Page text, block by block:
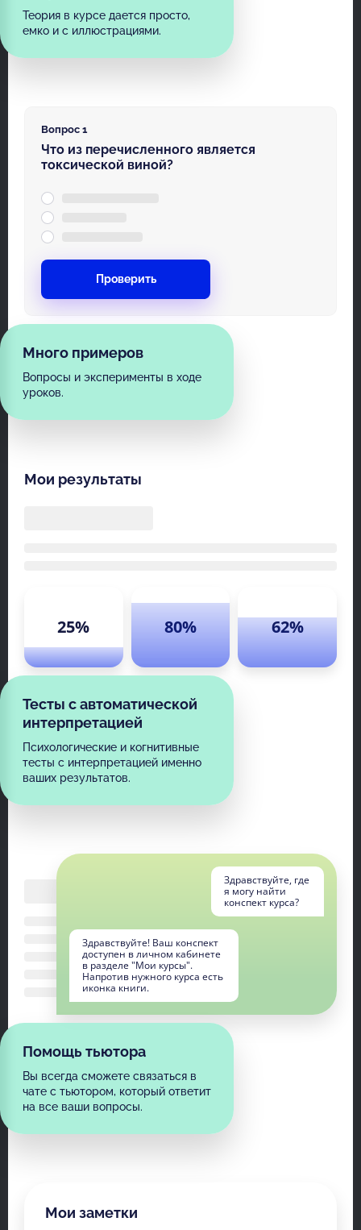
Теория в курсе дается просто,
емко и с иллюстрациями.
Вопрос 1
Что из перечисленного является
токсической виной?
Проверить
Много примеров
Вопросы и эксперименты в ходе
уроков.
Мои результаты
25% 80% 62%
Тесты с автоматической
интерпретацией
Психологические и когнитивные
тесты с интерпретацией именно
ваших результатов.
Здравствуйте, где
я могу найти
конспект курса?
Здравствуйте! Ваш конспект
доступен в личном кабинете
в разделе "Мои курсы".
Напротив нужного курса есть
иконка книги.
Помощь тьютора
Вы всегда сможете связаться в
чате с тьютором, который ответит
на все ваши вопросы.
Мои заметки